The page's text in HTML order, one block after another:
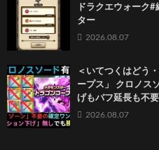
ドラクエウォーク
ター
2026.08.07
＜いてつくはどう
ープス」 クロノス
げもバフ延長も不
2026.08.07